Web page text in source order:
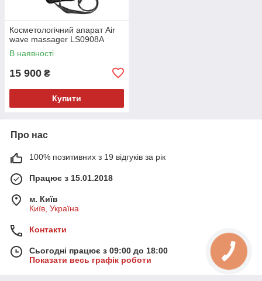
Косметологічний апарат Air
wave massager LS0908A
В наявності
15 900 ₴
Купити
Про нас
100% позитивних з 19 відгуків за рік
Працює з 15.01.2018
м. Київ
Київ, Україна
Контакти
Сьогодні працює з 09:00 до 18:00
Показати весь графік роботи